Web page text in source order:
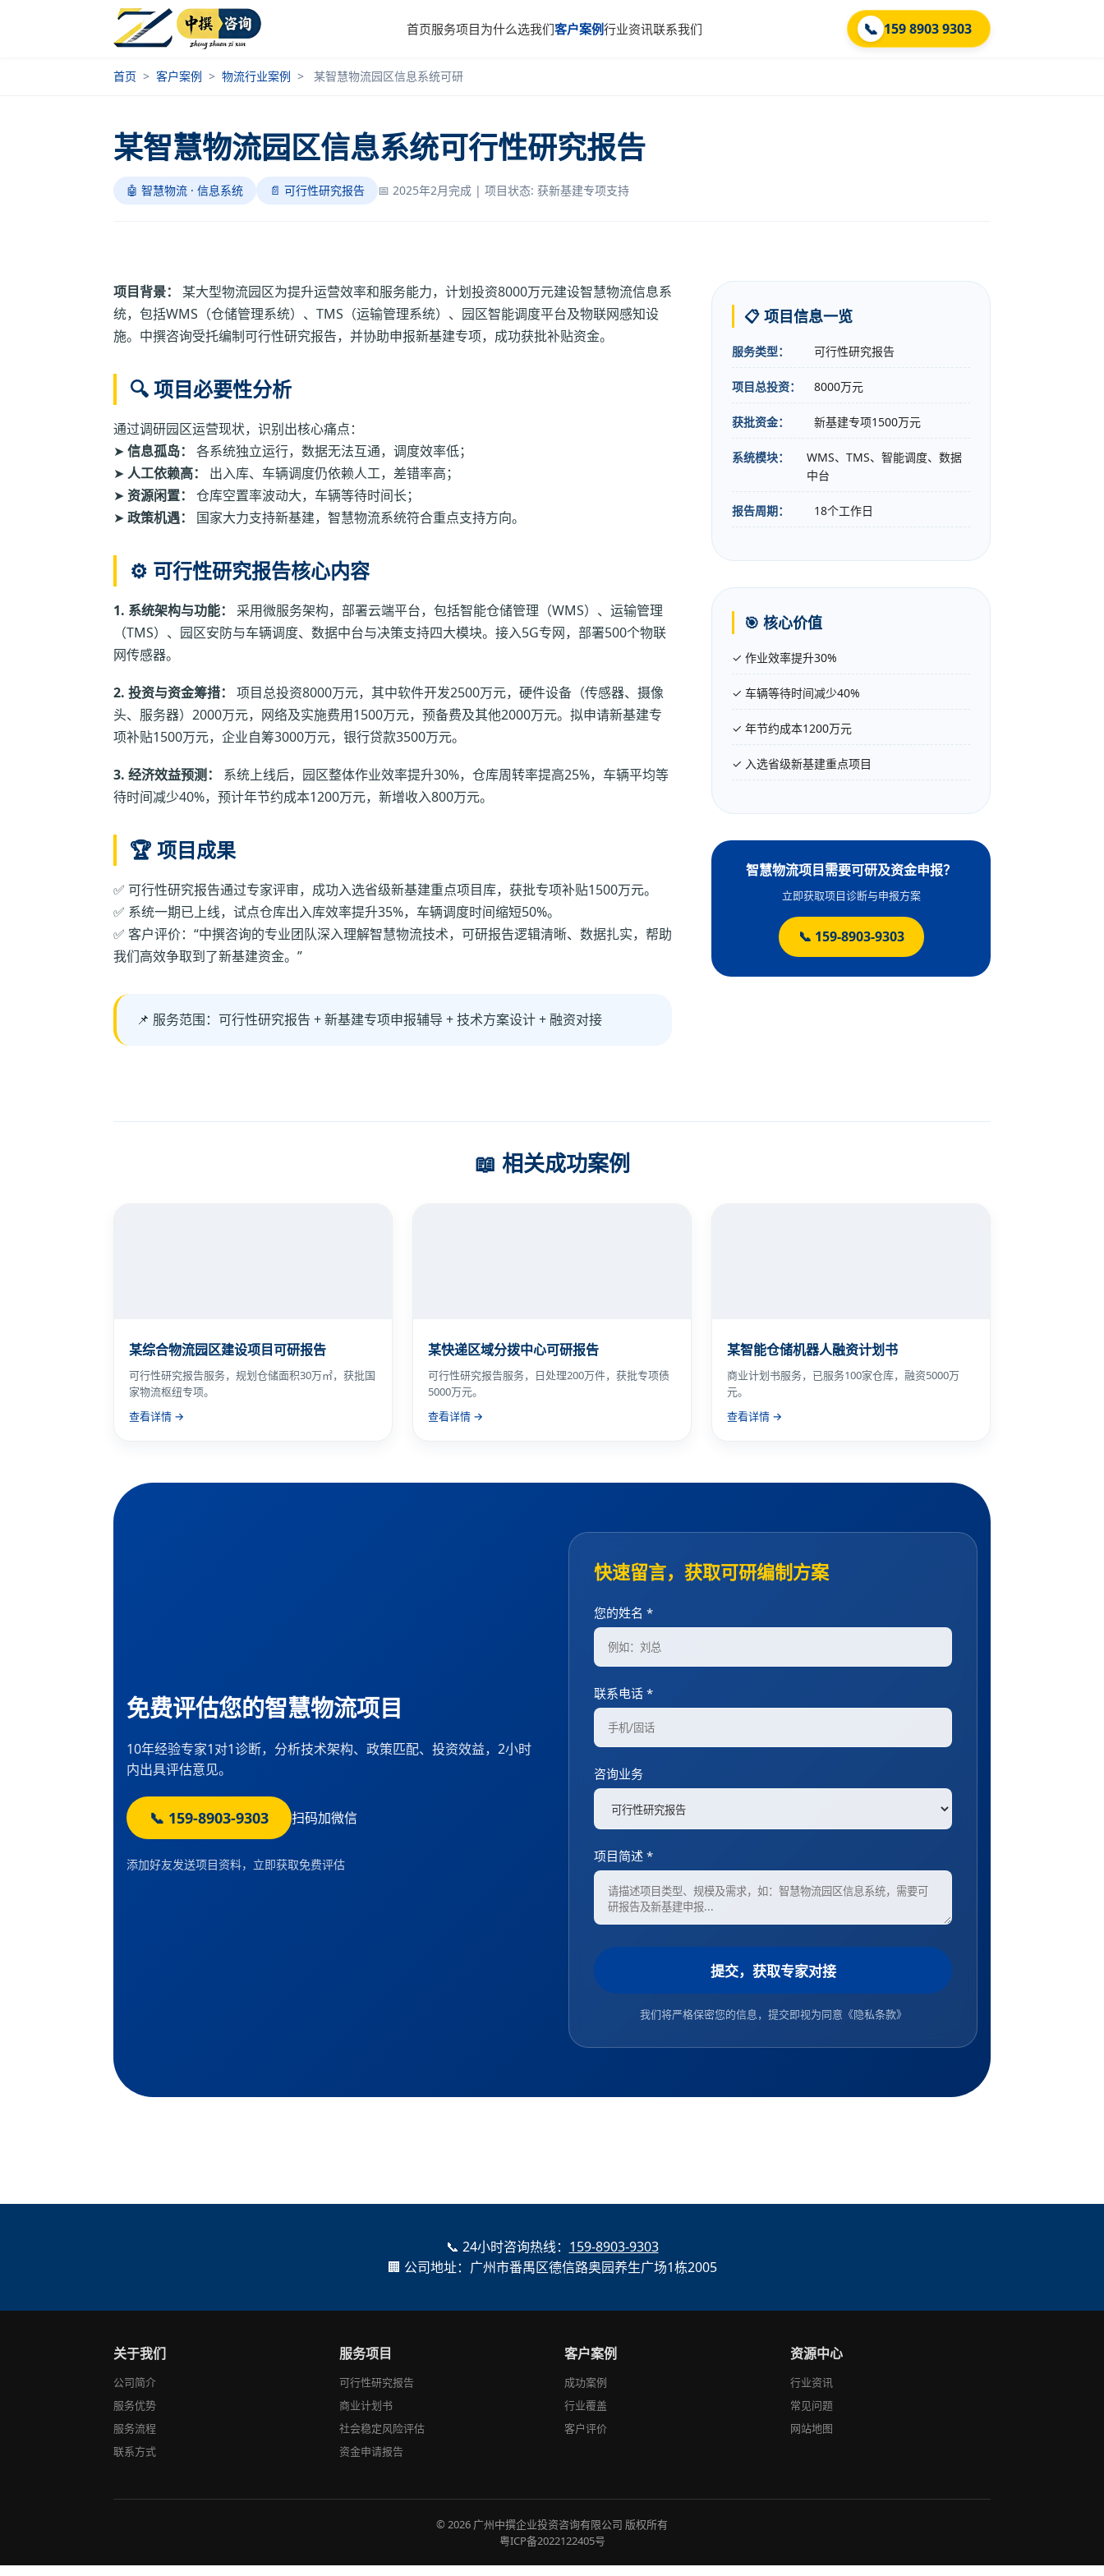
首页服务项目为什么选我们客户案例行业资讯联系我们 📞 159 8903 9303
首页 > 客户案例 > 物流行业案例 > 某智慧物流园区信息系统可研
某智慧物流园区信息系统可行性研究报告
🤖 智慧物流 · 信息系统 📄 可行性研究报告 📅 2025年2月完成 | 项目状态: 获新基建专项支持
项目背景：
某大型物流园区为提升运营效率和服务能力，计划投资8000万元建设智慧物流信息系
统，包括WMS（仓储管理系统）、TMS（运输管理系统）、园区智能调度平台及物联网感知设
施。中撰咨询受托编制可行性研究报告，并协助申报新基建专项，成功获批补贴资金。
🔍 项目必要性分析
通过调研园区运营现状，识别出核心痛点：
➤ 信息孤岛：
各系统独立运行，数据无法互通，调度效率低；
➤ 人工依赖高：
出入库、车辆调度仍依赖人工，差错率高；
➤ 资源闲置：
仓库空置率波动大，车辆等待时间长；
➤ 政策机遇： 国家大力支持新基建，智慧物流系统符合重点支持方向。
⚙️ 可行性研究报告核心内容
1. 系统架构与功能：
采用微服务架构，部署云端平台，包括智能仓储管理（WMS）、运输管理
（TMS）、园区安防与车辆调度、数据中台与决策支持四大模块。接入5G专网，部署500个物联
网传感器。
2. 投资与资金筹措：
项目总投资8000万元，其中软件开发2500万元，硬件设备（传感器、摄像
头、服务器）2000万元，网络及实施费用1500万元，预备费及其他2000万元。拟申请新基建专
项补贴1500万元，企业自筹3000万元，银行贷款3500万元。
3. 经济效益预测：
系统上线后，园区整体作业效率提升30%，仓库周转率提高25%，车辆平均等
待时间减少40%，预计年节约成本1200万元，新增收入800万元。
🏆 项目成果
✅ 可行性研究报告通过专家评审，成功入选省级新基建重点项目库，获批专项补贴1500万元。
✅ 系统一期已上线，试点仓库出入库效率提升35%，车辆调度时间缩短50%。
✅ 客户评价：“中撰咨询的专业团队深入理解智慧物流技术，可研报告逻辑清晰、数据扎实，帮助
我们高效争取到了新基建资金。”
📌 服务范围：可行性研究报告 + 新基建专项申报辅导 + 技术方案设计 + 融资对接
📋 项目信息一览
服务类型： 可行性研究报告
项目总投资： 8000万元
获批资金： 新基建专项1500万元
系统模块：
WMS、TMS、智能调度、数据
中台
报告周期： 18个工作日
🎯 核心价值
✓ 作业效率提升30%
✓ 车辆等待时间减少40%
✓ 年节约成本1200万元
✓ 入选省级新基建重点项目
智慧物流项目需要可研及资金申报？
立即获取项目诊断与申报方案
📞 159-8903-9303
📖 相关成功案例
某综合物流园区建设项目可研报告
可行性研究报告服务，规划仓储面积30万㎡，获批国
家物流枢纽专项。
查看详情 →
某快递区域分拨中心可研报告
可行性研究报告服务，日处理200万件，获批专项债
5000万元。
查看详情 →
某智能仓储机器人融资计划书
商业计划书服务，已服务100家仓库，融资5000万
元。
查看详情 →
免费评估您的智慧物流项目
10年经验专家1对1诊断，分析技术架构、政策匹配、投资效益，2小时
内出具评估意见。
📞 159-8903-9303 扫码加微信
添加好友发送项目资料，立即获取免费评估
快速留言，获取可研编制方案
您的姓名 *
联系电话 *
咨询业务
项目简述 *
提交，获取专家对接
我们将严格保密您的信息，提交即视为同意 《隐私条款》
📞 24小时咨询热线： 159-8903-9303
🏢 公司地址：广州市番禺区德信路奥园养生广场1栋2005
关于我们
公司简介
服务优势
服务流程
联系方式
服务项目
可行性研究报告
商业计划书
社会稳定风险评估
资金申请报告
客户案例
成功案例
行业覆盖
客户评价
资源中心
行业资讯
常见问题
网站地图
© 2026 广州中撰企业投资咨询有限公司 版权所有
粤ICP备2022122405号